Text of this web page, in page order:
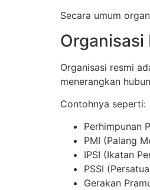
Secara umum
Organisasi
Organisasi resmi
menerangkan
Contohnya seperti:
Perhimpunan
PMI (Palang
IPSI (Ikatan
PSSI
Gerakan